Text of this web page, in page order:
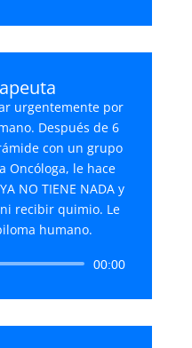
urgentemente por
Después de 6
con un grupo
Oncóloga, le hace
NO TIENE NADA y
recibir quimio. Le
humano.
00:00